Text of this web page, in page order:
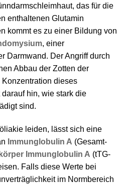
das für die
enthaltenen Glutamin
kommt es zu einer Bildung von
, einer
Darmwand. Der Angriff durch
Abbau der Zotten der
dieses
hin, wie stark die
sind.
leiden, lässt sich eine
Immunglobulin A (Gesamt-
Immunglobulin A (tTG-
Falls diese Werte bei
im Normbereich